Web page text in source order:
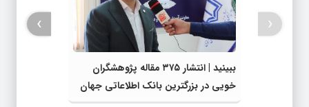
ببینید | انتشار ۳۷۵ مقاله پژوهشگران
خویی در بزرگترین بانک اطلاعاتی جهان
‹
›